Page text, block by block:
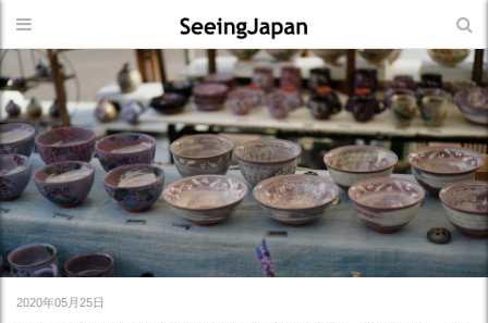
2020年05月25日